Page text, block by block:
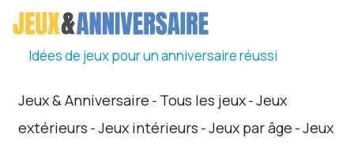
Idées de jeux pour un anniversaire réussi
Jeux & Anniversaire - Tous les jeux-Jeux
extérieurs -Jeux intérieurs -Jeux par âge -Jeux